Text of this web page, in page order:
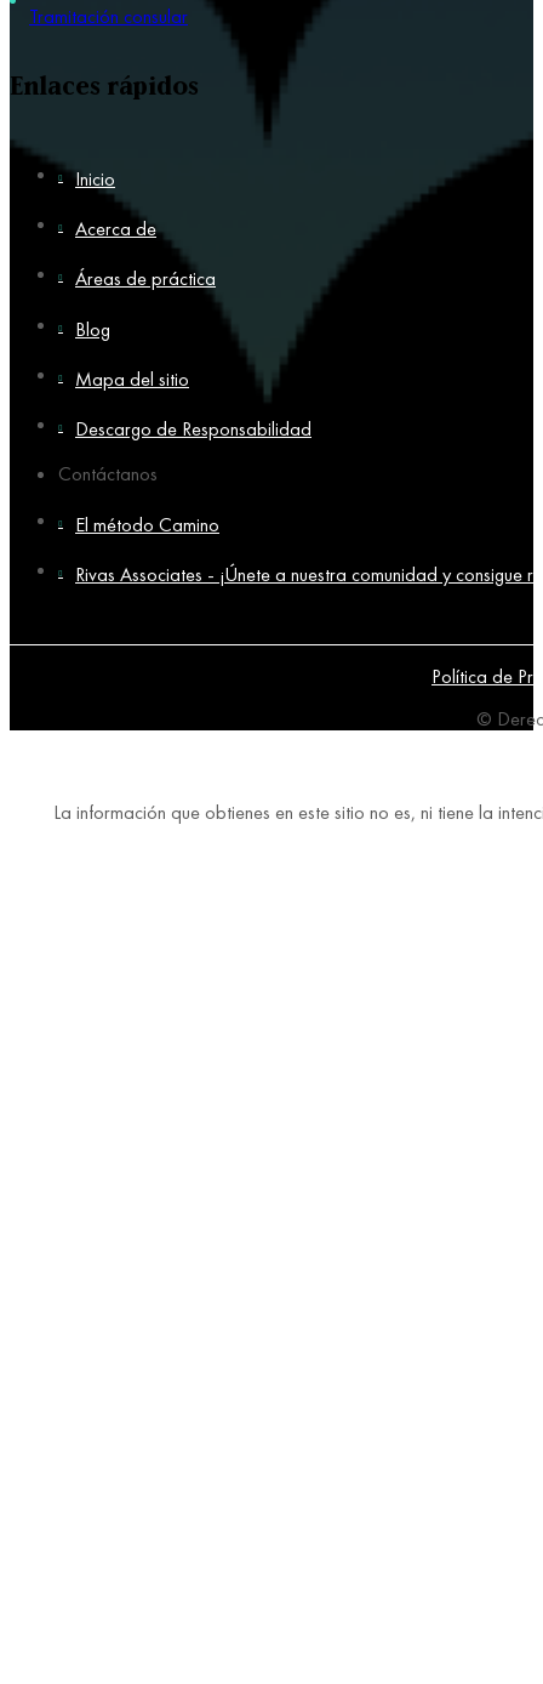
Tramitación consular
Enlaces rápidos
Inicio
Acerca de
Áreas de práctica
Blog
Mapa del sitio
Descargo de Responsabilidad
Contáctanos
El método Camino
Rivas Associates - ¡Únete a nuestra comunidad y consigue
Política de
©
La información que obtienes en este sitio no es, ni tiene la